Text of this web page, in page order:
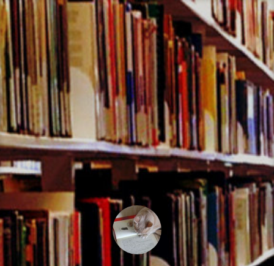
コ
ン
テ
ン
ツ
へ
ス
キ
ッ
プ